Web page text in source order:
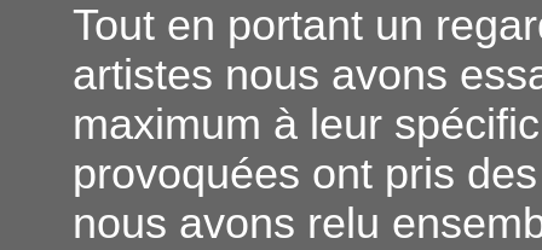
Tout en portant un
artistes nous avons
maximum à leur
provoquées ont pris
nous avons relu